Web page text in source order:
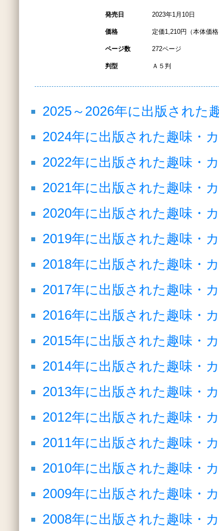
発売日 2023年1月10日
価格 定価1,210円（本体価
ページ数 272ページ
判型 Ａ５判
2025～2026年に出版された
2024年に出版された趣味・
2022年に出版された趣味・
2021年に出版された趣味・
2020年に出版された趣味・
2019年に出版された趣味・
2018年に出版された趣味・
2017年に出版された趣味・
2016年に出版された趣味・
2015年に出版された趣味・
2014年に出版された趣味・
2013年に出版された趣味・
2012年に出版された趣味・
2011年に出版された趣味・
2010年に出版された趣味・
2009年に出版された趣味・
2008年に出版された趣味・